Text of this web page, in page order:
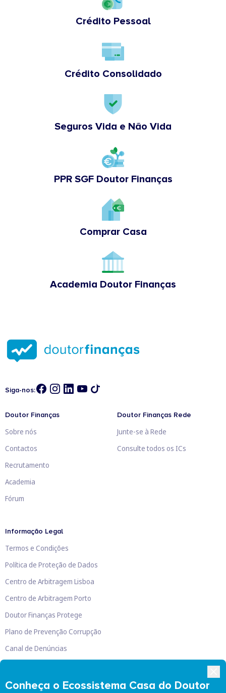
Crédito Pessoal
Crédito Consolidado
Seguros Vida e Não Vida
PPR SGF Doutor Finanças
Comprar Casa
Academia Doutor Finanças
Conheça o Ecossistema Casa do Doutor
Siga-nos:
Doutor Finanças
Sobre nós
Contactos
Recrutamento
Academia
Fórum
Doutor Finanças Rede
Junte-se à Rede
Consulte todos os ICs
Informação Legal
Termos e Condições
Política de Proteção de Dados
Centro de Arbitragem Lisboa
Centro de Arbitragem Porto
Doutor Finanças Protege
Plano de Prevenção Corrupção
Canal de Denúncias